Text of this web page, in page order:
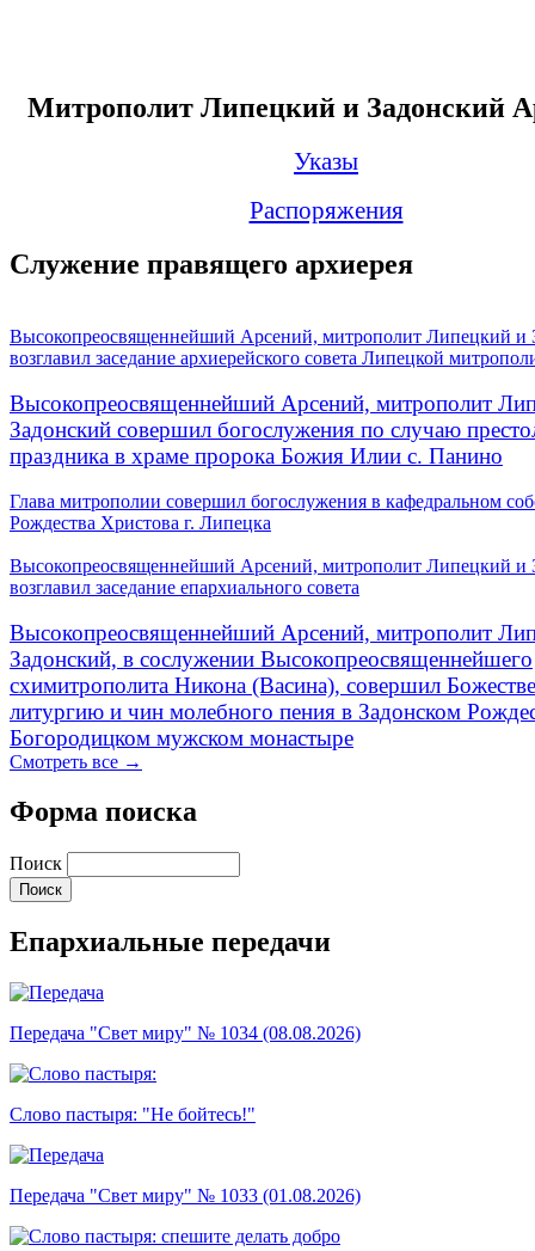
Митрополит Липецкий и Задонский
Указы
Распоряжения
Служение правящего архиерея
Высокопреосвященнейший Арсений, митрополит Липецкий и
возглавил заседание архиерейского совета Липецкой
Высокопреосвященнейший Арсений, митрополит
Задонский совершил богослужения по случаю
праздника в храме пророка Божия Илии с. Панино
Глава митрополии совершил богослужения в кафедральном
Рождества Христова г. Липецка
Высокопреосвященнейший Арсений, митрополит Липецкий и
возглавил заседание епархиального совета
Высокопреосвященнейший Арсений, митрополит
Задонский, в сослужении Высокопреосвященнейшего
схимитрополита Никона (Васина), совершил
литургию и чин молебного пения в Задонском
Богородицком мужском монастыре
Смотреть все →
Форма поиска
Поиск
Епархиальные передачи
Передача "Свет миру" № 1034 (08.08.2026)
Слово пастыря: "Не бойтесь!"
Передача "Свет миру" № 1033 (01.08.2026)